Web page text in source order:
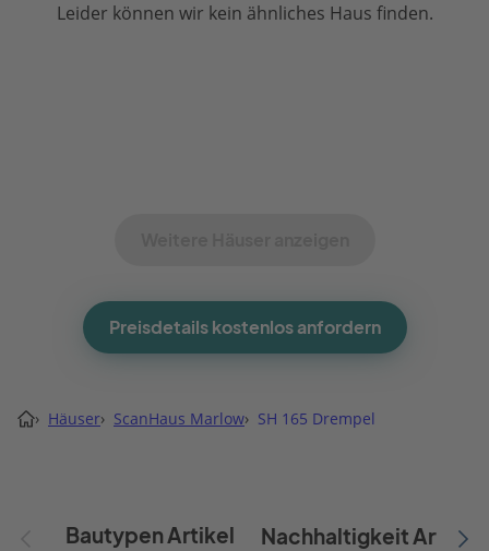
Leider können wir kein ähnliches Haus finden.
Preisdetails kostenlos anfordern
› Häuser› ScanHaus Marlow› SH 165 Drempel
Bautypen Artikel Nachhaltigkeit Artikel